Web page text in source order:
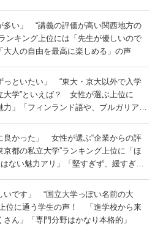
多い」 “講義の評価が高い関西地方の
ンキング上位には「先生が優しいので
大人の自由を最高に楽しめる」の声
っといたい」 “東大・京大以外で入学
大学”といえば？ 女性が選ぶ上位に
力」「フィンランド語や、ブルガリア語
良かった」 女性が選ぶ“企業からの評
京都の私立大学”ランキング上位に「ほ
ない魅力アリ」「堅すぎず、緩すぎな
いです」 “国立大学っぽい名前の大
位に通う学生の声！ 「進学校から来
ん」「専門分野はかなり本格的」